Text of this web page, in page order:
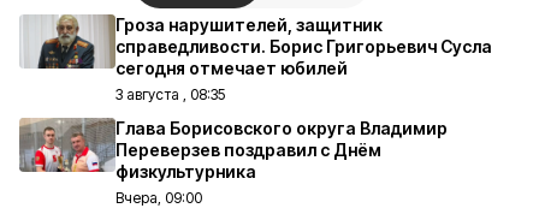
Гроза нарушителей, защитник
справедливости. Борис Григорьевич Сусла
сегодня отмечает юбилей
3 августа , 08:35
Глава Борисовского округа Владимир
Переверзев поздравил с Днём
физкультурника
Вчера, 09:00